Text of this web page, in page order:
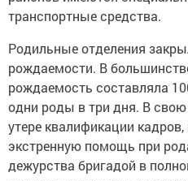
транспортные средства.
Родильные отделения
рождаемости. В
рождаемость составляла
одни роды в три дня. В
утере квалификации кадров,
экстренную помощь при
дежурства бригадой в